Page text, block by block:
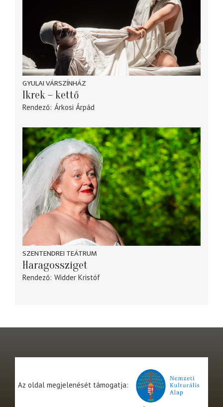
GYULAI VÁRSZÍNHÁZ
Ikrek – kettő
Rendező Árkosi Árpád
SZENTENDREI TEÁTRUM
Haragossziget
Rendező Widder Kristóf
Az oldal megjelenését támogatja: